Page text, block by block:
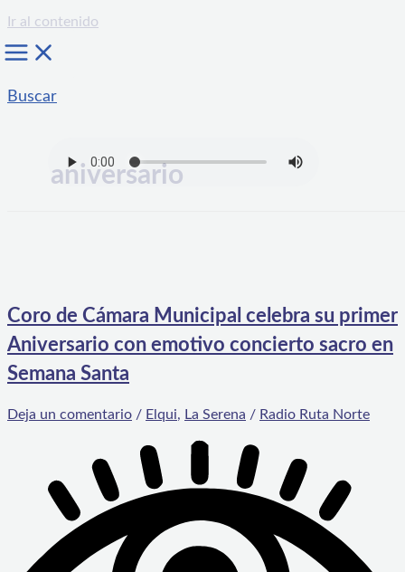
Ir al contenido
Buscar
aniversario
Coro de Cámara Municipal celebra su primer
Aniversario con emotivo concierto sacro en
Semana Santa
Deja un comentario / Elqui, La Serena / Radio Ruta Norte